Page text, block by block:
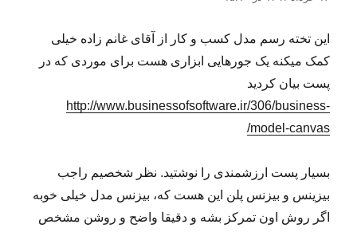
این تخته رسم مدل کسب و کار از آقای غانم زاده خیلی
کمک میکنه یک جورهایی ابزاری هست برای موردی که در
پست بیان کردید
http://www.businessofsoftware.ir/306/business-
model-canvas/
بسیار پست ارزشمندی را نوشتید. نظر شخصیم راجب
بیزینس و بیزنس پلن این هست که، بیزنس مدل خیلی خوبه
اگر روش اون تمرکز بشه و دقیقا واضح و روشن مشخص